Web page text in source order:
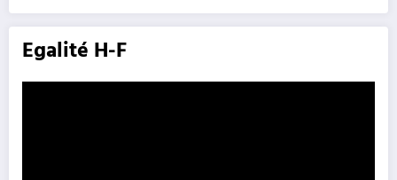
Egalité H-F